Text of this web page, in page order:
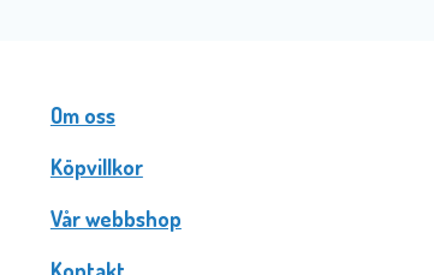
Om oss
Köpvillkor
Vår webbshop